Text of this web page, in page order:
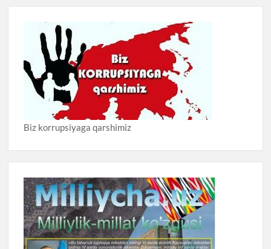
Biz korrupsiyaga qarshimiz